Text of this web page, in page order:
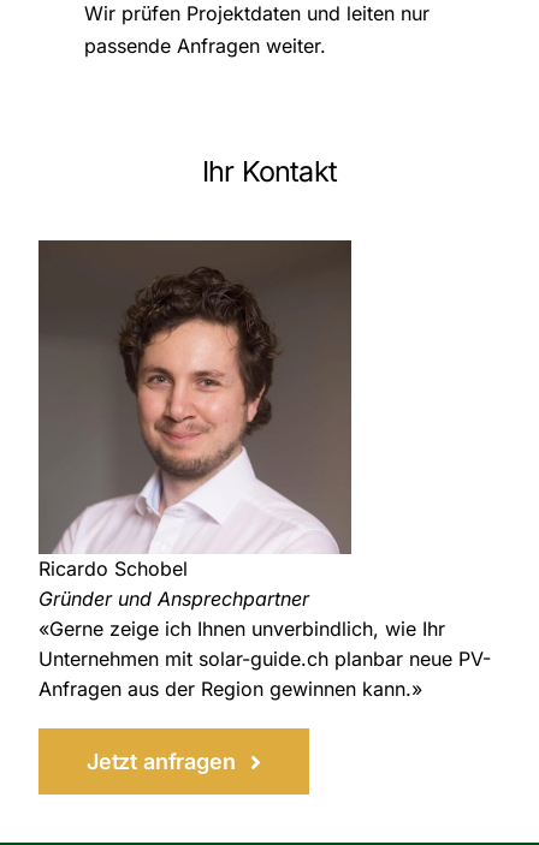
Wir prüfen Projektdaten und leiten nur
passende Anfragen weiter.
Ihr Kontakt
Ricardo Schobel
Gründer und Ansprechpartner
«Gerne zeige ich Ihnen unverbindlich, wie Ihr
Unternehmen mit solar-guide.ch planbar neue PV-
Anfragen aus der Region gewinnen kann.»
Jetzt anfragen